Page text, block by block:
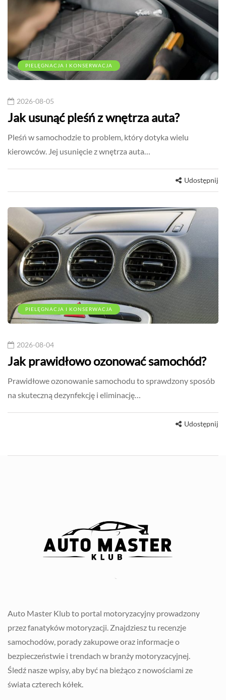
PIELĘGNACJA I KONSERWACJA
2026-08-05
Jak usunąć pleśń z wnętrza auta?
Pleśń w samochodzie to problem, który dotyka wielu
kierowców. Jej usunięcie z wnętrza auta…
Udostępnij
PIELĘGNACJA I KONSERWACJA
2026-08-04
Jak prawidłowo ozonować samochód?
Prawidłowe ozonowanie samochodu to sprawdzony sposób
na skuteczną dezynfekcję i eliminację…
Udostępnij
Auto Master Klub to portal motoryzacyjny prowadzony
przez fanatyków motoryzacji. Znajdziesz tu recenzje
samochodów, porady zakupowe oraz informacje o
bezpieczeństwie i trendach w branży motoryzacyjnej.
Śledź nasze wpisy, aby być na bieżąco z nowościami ze
świata czterech kółek.